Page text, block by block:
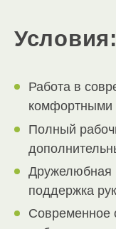
Условия:
Работа в
комфортными
Полный
Дружелюбная
поддержка
Современное